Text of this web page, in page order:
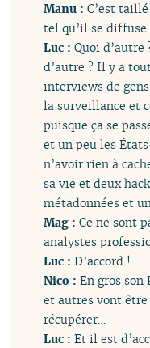
Manu :C’est
tel qu’il se
Luc :Quoi d’autre
d’autre ? Il y a
interviews de
la surveillance et
puisque ça se
et un peu les
n’avoir rien à
sa vie et deux
métadonnées et
Mag :Ce ne sont
analystes
Luc :D’accord !
Nico :En gros son
et autres vont être
récupérer…
Luc :Et il est